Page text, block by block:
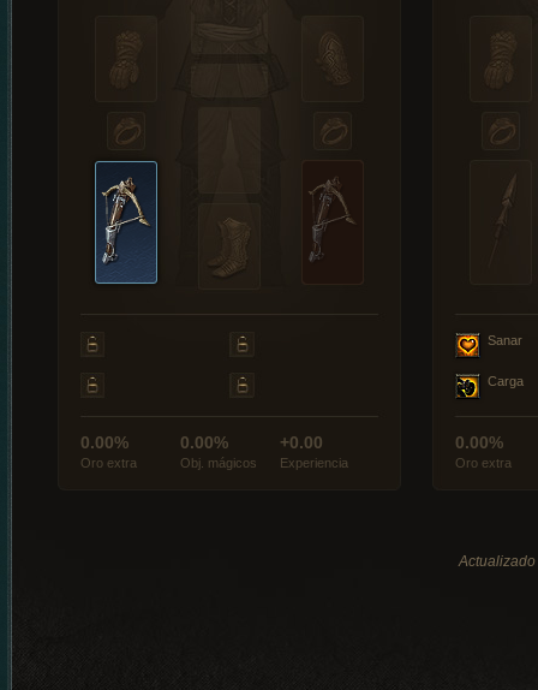
0.00%
Oro extra
0.00%
Obj. mágicos
+0.00
Experiencia
Sanar
Carga
0.00%
Oro extra